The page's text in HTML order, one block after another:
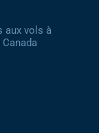
aux vols à